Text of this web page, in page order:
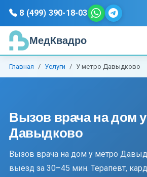
8 (499) 390-18-03
МедКвадро
Главная Услуги У метро Давыдково
Вызов врача на дом
Давыдково
Вызов врача на дом у метро
выезд за 30–45 мин. Терапевт,